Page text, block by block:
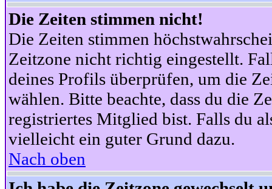
Die Zeiten stimmen nicht!
Die Zeiten stimmen
Zeitzone nicht richtig eingestellt.
deines Profils überprüfen, um die
wählen. Bitte beachte, dass du die
registriertes Mitglied bist. Falls du
vielleicht ein guter Grund dazu.
Nach oben